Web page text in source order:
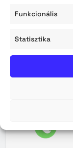
Funkcionális
Statisztika